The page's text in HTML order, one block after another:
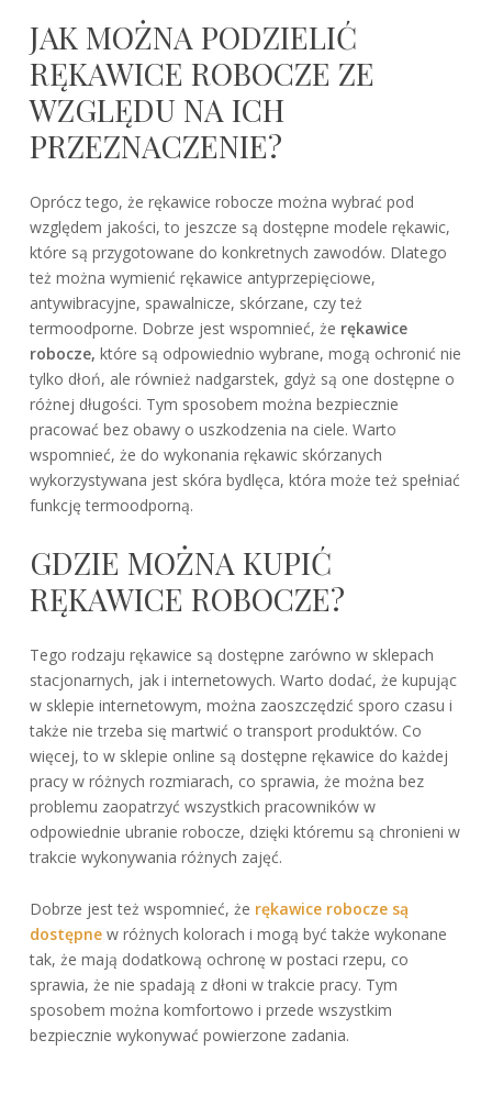
JAK MOŻNA PODZIELIĆ
RĘKAWICE ROBOCZE ZE
WZGLĘDU NA ICH
PRZEZNACZENIE?
Oprócz tego, że rękawice robocze można wybrać pod
względem jakości, to jeszcze są dostępne modele rękawic,
które są przygotowane do konkretnych zawodów. Dlatego
też można wymienić rękawice antyprzepięciowe,
antywibracyjne, spawalnicze, skórzane, czy też
termoodporne. Dobrze jest wspomnieć, że rękawice
robocze, które są odpowiednio wybrane, mogą ochronić nie
tylko dłoń, ale również nadgarstek, gdyż są one dostępne o
różnej długości. Tym sposobem można bezpiecznie
pracować bez obawy o uszkodzenia na ciele. Warto
wspomnieć, że do wykonania rękawic skórzanych
wykorzystywana jest skóra bydlęca, która może też spełniać
funkcję termoodporną.
GDZIE MOŻNA KUPIĆ
RĘKAWICE ROBOCZE?
Tego rodzaju rękawice są dostępne zarówno w sklepach
stacjonarnych, jak i internetowych. Warto dodać, że kupując
w sklepie internetowym, można zaoszczędzić sporo czasu i
także nie trzeba się martwić o transport produktów. Co
więcej, to w sklepie online są dostępne rękawice do każdej
pracy w różnych rozmiarach, co sprawia, że można bez
problemu zaopatrzyć wszystkich pracowników w
odpowiednie ubranie robocze, dzięki któremu są chronieni w
trakcie wykonywania różnych zajęć.
Dobrze jest też wspomnieć, że rękawice robocze są
dostępnew różnych kolorach i mogą być także wykonane
tak, że mają dodatkową ochronę w postaci rzepu, co
sprawia, że nie spadają z dłoni w trakcie pracy. Tym
sposobem można komfortowo i przede wszystkim
bezpiecznie wykonywać powierzone zadania.